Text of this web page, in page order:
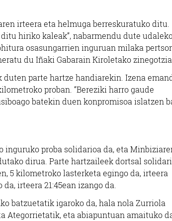
irteera eta helmuga berreskuratuko ditu.
hiriko kaleak”, nabarmendu dute
osasungarrien inguruan milaka
du Iñaki Gabarain Kiroletako
parte hartze handiarekin. Izena
proban. “Bereziki harro gaude
batekin duen konpromisoa islatzen
inguruko proba solidarioa da, eta
dirua. Parte hartzaileek dortsal
5 kilometroko lasterketa egingo da, irteera
irteera 21:45ean izango da.
batzuetatik igaroko da, hala nola Zurriola
Ategorrietatik, eta abiapuntuan amaituko